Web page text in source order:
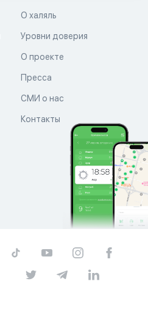
О халяль
Уровни доверия
О проекте
Пресса
СМИ о нас
Контакты